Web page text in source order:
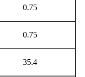
0.75
0.75
35.4